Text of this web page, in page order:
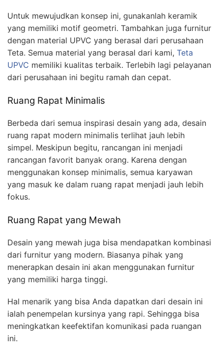
Untuk mewujudkan konsep ini, gunakanlah keramik
yang memiliki motif geometri. Tambahkan juga furnitur
dengan material UPVC yang berasal dari perusahaan
Teta. Semua material yang berasal dari kami, Teta
UPVC memiliki kualitas terbaik. Terlebih lagi pelayanan
dari perusahaan ini begitu ramah dan cepat.
Ruang Rapat Minimalis
Berbeda dari semua inspirasi desain yang ada, desain
ruang rapat modern minimalis terlihat jauh lebih
simpel. Meskipun begitu, rancangan ini menjadi
rancangan favorit banyak orang. Karena dengan
menggunakan konsep minimalis, semua karyawan
yang masuk ke dalam ruang rapat menjadi jauh lebih
fokus.
Ruang Rapat yang Mewah
Desain yang mewah juga bisa mendapatkan kombinasi
dari furnitur yang modern. Biasanya pihak yang
menerapkan desain ini akan menggunakan furnitur
yang memiliki harga tinggi.
Hal menarik yang bisa Anda dapatkan dari desain ini
ialah penempelan kursinya yang rapi. Sehingga bisa
meningkatkan keefektifan komunikasi pada ruangan
ini.